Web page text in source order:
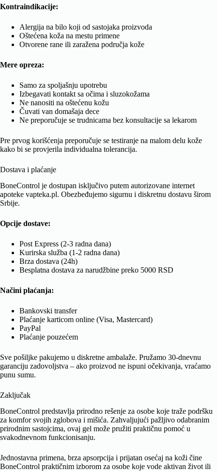
Kontraindikacije:
Alergija na bilo koji od sastojaka proizvoda
Oštećena koža na mestu primene
Otvorene rane ili zaražena područja kože
Mere opreza:
Samo za spoljašnju upotrebu
Izbegavati kontakt sa očima i sluzokožama
Ne nanositi na oštećenu kožu
Čuvati van domašaja dece
Ne preporučuje se trudnicama bez konsultacije sa lekarom
Pre prvog korišćenja preporučuje se testiranje na malom delu kože
kako bi se provjerila individualna tolerancija.
Dostava i plaćanje
BoneControl je dostupan isključivo putem autorizovane internet
apoteke vapteka.pl. Obezbeđujemo sigurnu i diskretnu dostavu širom
Srbije.
Opcije dostave:
Post Express (2-3 radna dana)
Kurirska služba (1-2 radna dana)
Brza dostava (24h)
Besplatna dostava za narudžbine preko 5000 RSD
Načini plaćanja:
Bankovski transfer
Plaćanje karticom online (Visa, Mastercard)
PayPal
Plaćanje pouzećem
Sve pošiljke pakujemo u diskretne ambalaže. Pružamo 30-dnevnu
garanciju zadovoljstva – ako proizvod ne ispuni očekivanja, vraćamo
punu sumu.
Zaključak
BoneControl predstavlja prirodno rešenje za osobe koje traže podršku
za komfor svojih zglobova i mišića. Zahvaljujući pažljivo odabranim
prirodnim sastojcima, ovaj gel može pružiti praktičnu pomoć u
svakodnevnom funkcionisanju.
Jednostavna primena, brza apsorpcija i prijatan osećaj na koži čine
BoneControl praktičnim izborom za osobe koje vode aktivan život ili